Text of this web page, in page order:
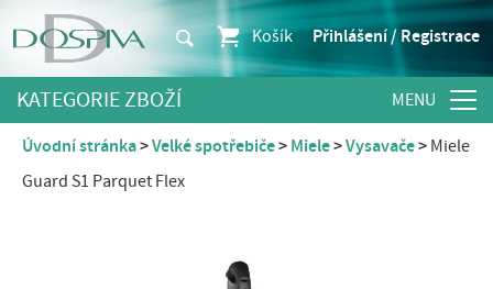
Košík Přihlášení / Registrace
KATEGORIE ZBOŽÍ
Úvodní stránka Velké spotřebiče Miele Vysavače
Miele
Guard S1 Parquet Flex